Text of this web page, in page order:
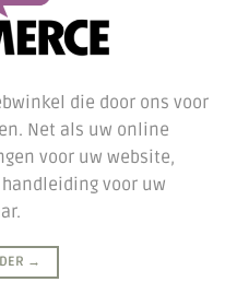
die door ons voor
Net als uw online
voor uw website,
voor uw
→